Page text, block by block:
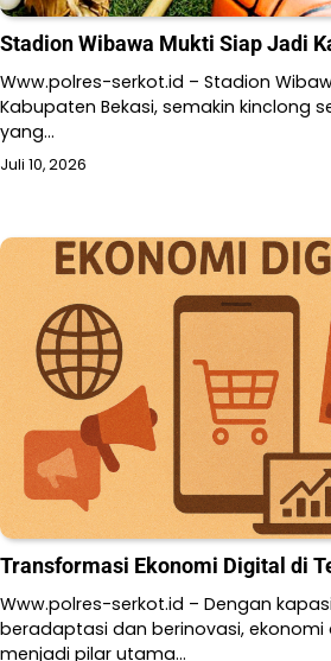
Stadion Wibawa Mukti Siap Jadi
Www.polres-serkot.id – Stadion
Kabupaten Bekasi, semakin kinclong
yang…
Juli 10, 2026
Transformasi Ekonomi Digital di
Www.polres-serkot.id – Dengan
beradaptasi dan berinovasi,
menjadi pilar utama…